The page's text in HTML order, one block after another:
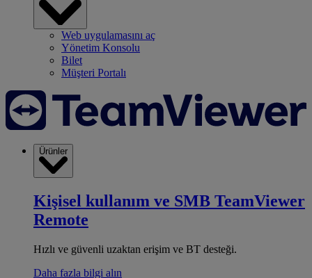
Web uygulamasını aç
Yönetim Konsolu
Bilet
Müşteri Portalı
Ürünler
Kişisel kullanım ve SMB TeamViewer
Remote
Hızlı ve güvenli uzaktan erişim ve BT desteği.
Daha fazla bilgi alın